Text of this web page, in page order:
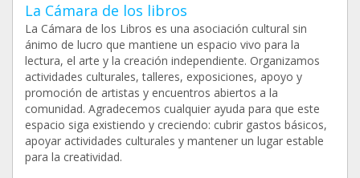
La Cámara de los libros
La Cámara de los Libros es una asociación cultural sin
ánimo de lucro que mantiene un espacio vivo para la
lectura, el arte y la creación independiente. Organizamos
actividades culturales, talleres, exposiciones, apoyo y
promoción de artistas y encuentros abiertos a la
comunidad. Agradecemos cualquier ayuda para que este
espacio siga existiendo y creciendo: cubrir gastos básicos,
apoyar actividades culturales y mantener un lugar estable
para la creatividad.